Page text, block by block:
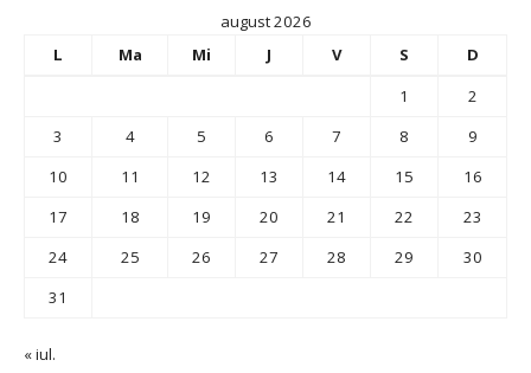
august 2026
L
Ma Mi J V S
D
1
2
3
4 5 6 7 8
9
10
11 12 13 14 15
16
17
18 19 20 21 22
23
24
25 26 27 28 29
30
31
« iul.